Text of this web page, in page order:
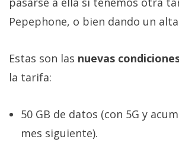
Pepephone, o bien dando un
Estas son las nuevas
la tarifa:
50 GB de datos (con 5G y
mes siguiente).